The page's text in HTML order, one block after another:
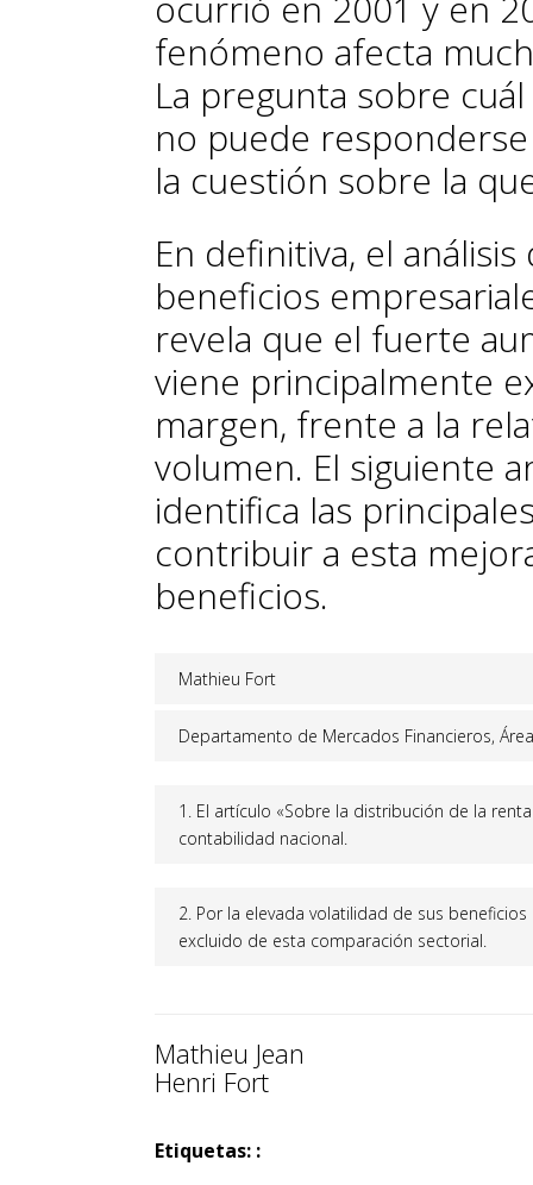
fenómeno afecta
La pregunta sobre
no puede
la cuestión sobre la
En definitiva, el
beneficios
revela que el fuerte
viene principalmente
margen, frente a la
volumen. El siguiente
identifica las
contribuir a esta
beneficios.
Mathieu Fort
Departamento de Mercados Financieros,
1. El artículo «Sobre la distribución de la
contabilidad nacional.
2. Por la elevada volatilidad de sus
excluido de esta comparación sectorial.
Mathieu Jean
Henri Fort
Etiquetas: